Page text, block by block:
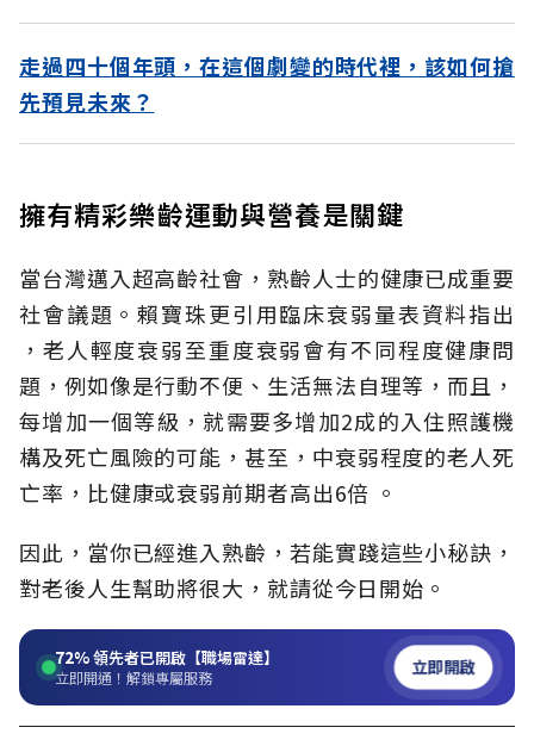
走過四十個年頭，在這個劇變的時代裡，該如何搶
先預見未來？
擁有精彩樂齡運動與營養是關鍵
當台灣邁入超高齡社會，熟齡人士的健康已成重要
社會議題。賴寶珠更引用臨床衰弱量表資料指出
，老人輕度衰弱至重度衰弱會有不同程度健康問
題，例如像是行動不便、生活無法自理等，而且，
每增加一個等級，就需要多增加2成的入住照護機
構及死亡風險的可能，甚至，中衰弱程度的老人死
亡率，比健康或衰弱前期者高出6倍 。
因此，當你已經進入熟齡，若能實踐這些小秘訣，
對老後人生幫助將很大，就請從今日開始。
72%領先者已開啟【職場雷達】
立即開通！解鎖專屬服務 立即開啟